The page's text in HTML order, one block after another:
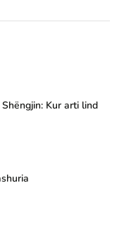
Kur arti lind